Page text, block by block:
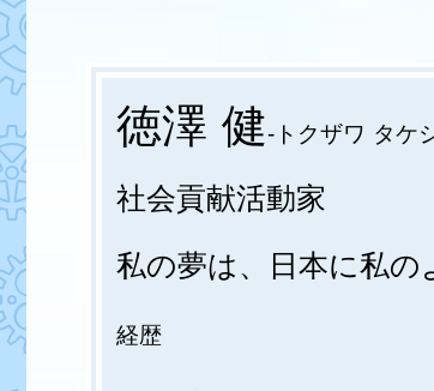
徳澤 健-トクザワ タケ
社会貢献活動家
私の夢は、日本に私の
経歴